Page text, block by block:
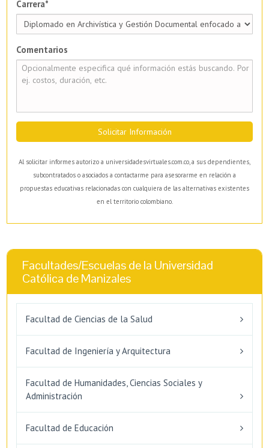
Carrera*
Comentarios
Solicitar Información
Al solicitar informes autorizo a universidadesvirtuales.com.co, a sus dependientes,
subcontratados o asociados a contactarme para asesorarme en relación a
propuestas educativas relacionadas con cualquiera de las alternativas existentes
en el territorio colombiano.
Facultades/Escuelas de la Universidad
Católica de Manizales
Facultad de Ciencias de la Salud
Facultad de Ingeniería y Arquitectura
Facultad de Humanidades, Ciencias Sociales y
Administración
Facultad de Educación